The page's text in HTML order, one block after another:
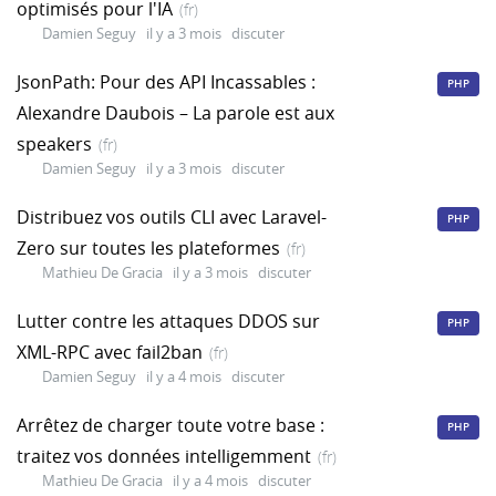
optimisés pour l'IA (fr)
Damien Seguy il y a 3 mois discuter
JsonPath: Pour des API Incassables :
Alexandre Daubois – La parole est aux
speakers (fr)
Damien Seguy il y a 3 mois discuter
PHP
Distribuez vos outils CLI avec Laravel-
Zero sur toutes les plateformes (fr)
Mathieu De Gracia il y a 3 mois discuter
PHP
Lutter contre les attaques DDOS sur
XML-RPC avec fail2ban (fr)
Damien Seguy il y a 4 mois discuter
PHP
Arrêtez de charger toute votre base :
traitez vos données intelligemment (fr)
Mathieu De Gracia il y a 4 mois discuter
PHP